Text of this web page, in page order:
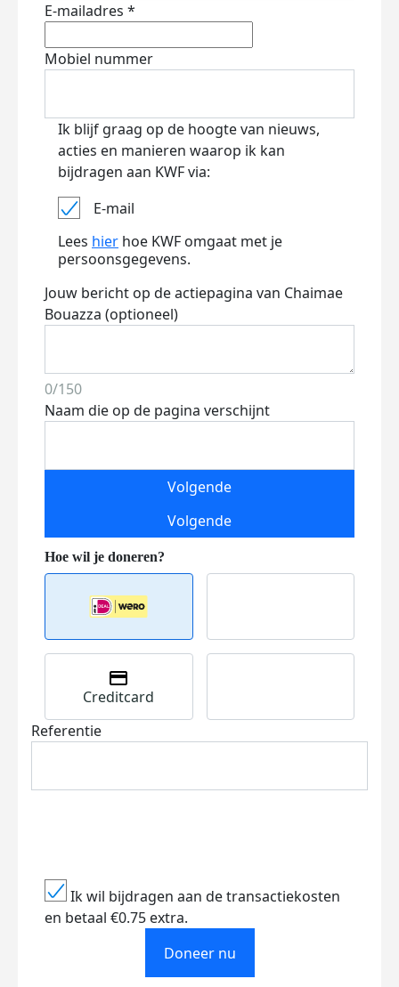
E-mailadres *
Mobiel nummer
Ik blijf graag op de hoogte van nieuws,
acties en manieren waarop ik kan
bijdragen aan KWF via:
E-mail
Lees hier hoe KWF omgaat met je
persoonsgegevens.
Jouw bericht op de actiepagina van Chaimae
Bouazza (optioneel)
0/150
Naam die op de pagina verschijnt
Volgende
Volgende
Creditcard
Referentie
Ik wil bijdragen aan de transactiekosten
en betaal €0.75 extra.
Doneer nu